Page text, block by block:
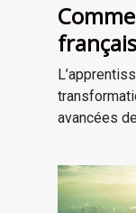
avancées